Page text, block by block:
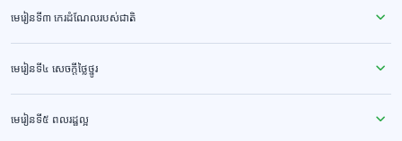
មេរៀនទី៣ កេរដំណែលរបស់ជាតិ
មេរៀនទី៤ សេចក្ដីថ្លៃថ្នូរ
មេរៀនទី៥ ពលរដ្ឋល្អ